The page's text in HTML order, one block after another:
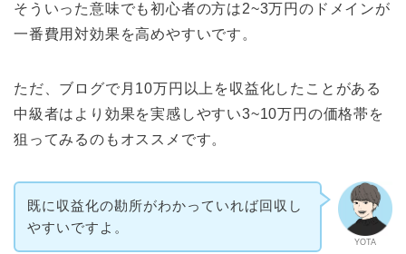
そういった意味でも初心者の方は2~3万円のドメインが
一番費用対効果を高めやすいです。
ただ、ブログで月10万円以上を収益化したことがある
中級者はより効果を実感しやすい3~10万円の価格帯を
狙ってみるのもオススメです。
YOTA
既に収益化の勘所がわかっていれば回収し
やすいですよ。